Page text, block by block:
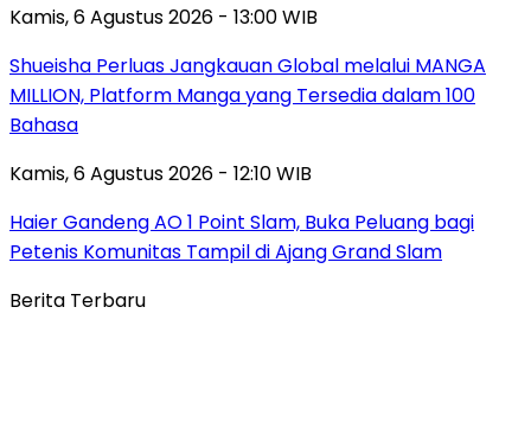
Kamis, 6 Agustus 2026 - 13:00 WIB
Shueisha Perluas Jangkauan Global melalui MANGA
MILLION, Platform Manga yang Tersedia dalam 100
Bahasa
Kamis, 6 Agustus 2026 - 12:10 WIB
Haier Gandeng AO 1 Point Slam, Buka Peluang bagi
Petenis Komunitas Tampil di Ajang Grand Slam
Berita Terbaru